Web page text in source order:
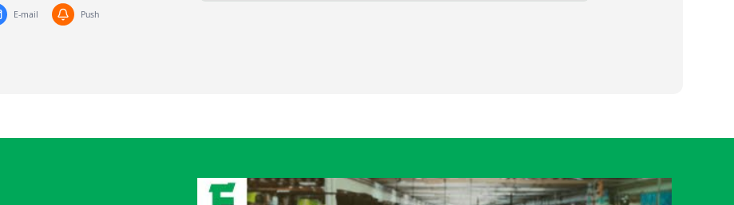
E-mail Push